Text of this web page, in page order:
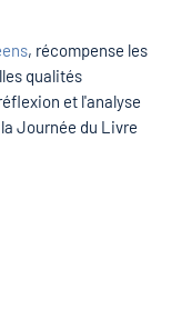
, récompense les
qualités
et l'analyse
Journée du Livre